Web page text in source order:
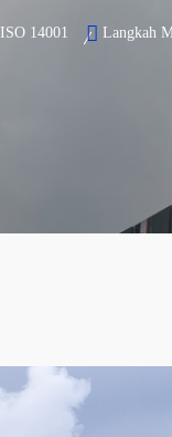
ISO 14001 Langkah